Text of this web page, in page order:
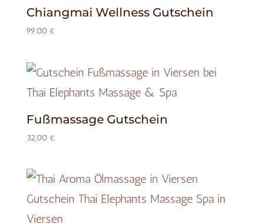
Chiangmai Wellness Gutschein
99,00 €
Fußmassage Gutschein
32,00 €